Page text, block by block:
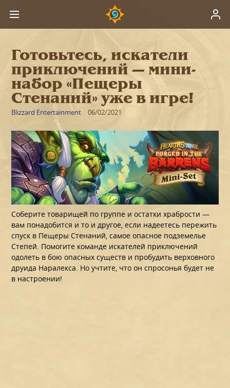
Готовьтесь, искатели
приключений — мини-
набор «Пещеры
Стенаний» уже в игре!
Blizzard Entertainment 06/02/2021
Соберите товарищей по группе и остатки храбрости —
вам понадобится и то и другое, если надеетесь пережить
спуск в Пещеры Стенаний, самое опасное подземелье
Степей. Помогите команде искателей приключений
одолеть в бою опасных существ и пробудить верховного
друида Наралекса. Но учтите, что он спросонья будет не
в настроении!